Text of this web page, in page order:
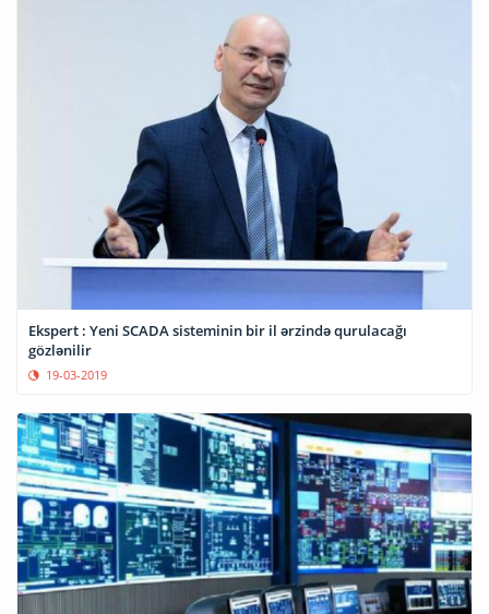
Ekspert : Yeni SCADA sisteminin bir il ərzində qurulacağı
gözlənilir
19-03-2019